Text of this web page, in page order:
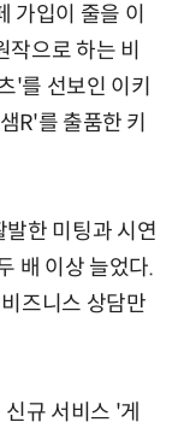
가입이 줄을 이
으로 하는 비
'를 선보인 이키
R'를 출품한 키
한 미팅과 시연
배 이상 늘었다.
즈니스 상담만
규 서비스 '게